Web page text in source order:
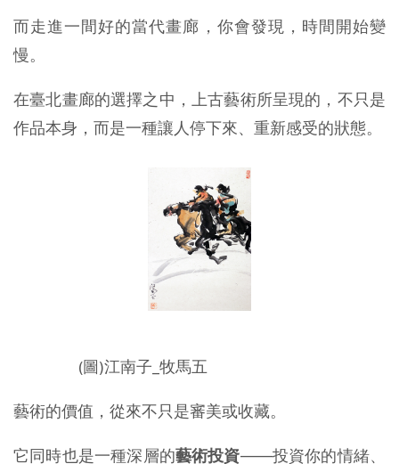
而走進一間好的當代畫廊，你會發現，時間開始變
慢。
在臺北畫廊的選擇之中，上古藝術所呈現的，不只是
作品本身，而是一種讓人停下來、重新感受的狀態。
(圖)江南子_牧馬五
藝術的價值，從來不只是審美或收藏。
它同時也是一種深層的藝術投資——投資你的情緒、